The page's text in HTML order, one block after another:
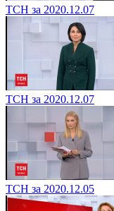
ТСН за 2020.12.07
ТСН за 2020.12.07
ТСН за 2020.12.05